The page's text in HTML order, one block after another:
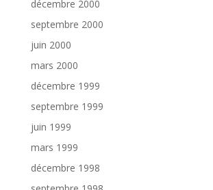
décembre 2000
septembre 2000
juin 2000
mars 2000
décembre 1999
septembre 1999
juin 1999
mars 1999
décembre 1998